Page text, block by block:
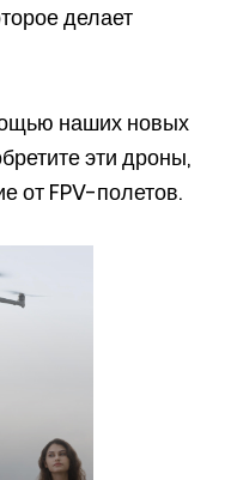
делает
наших новых
эти дроны,
от FPV-полетов.